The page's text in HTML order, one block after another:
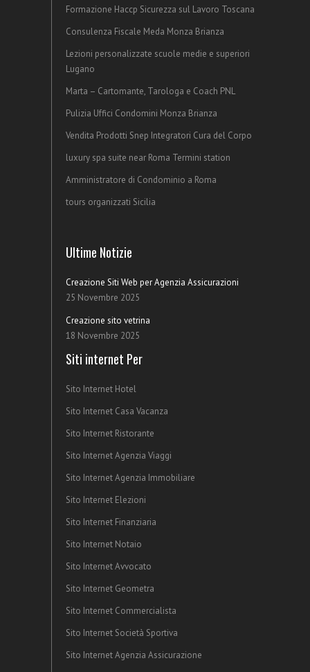
Formazione Haccp Sicurezza sul Lavoro Toscana
Consulenza Fiscale Meda Monza Brianza
Lezioni personalizzate scuole medie e superiori
Lugano
Marta – Cartomante, Tarologa e Coach PNL
Pulizia Uffici Condomini Monza Brianza
Vendita Prodotti Snep Integratori Cura del Corpo
luxury spa suite near Roma Termini station
Amministratore di Condominio a Roma
tours organizzati Sicilia
Ultime Notizie
Creazione Siti Web per Agenzia Assicurazioni
25 Novembre 2025
Creazione sito vetrina
18 Novembre 2025
Siti internet Per
Sito Internet Hotel
Sito Internet Casa Vacanza
Sito Internet Ristorante
Sito Internet Agenzia Viaggi
Sito Internet Agenzia Immobiliare
Sito Internet Elezioni
Sito Internet Finanziaria
Sito Internet Notaio
Sito Internet Avvocato
Sito Internet Geometra
Sito Internet Commercialista
Sito Internet Società Sportiva
Sito Internet Agenzia Assicurazione